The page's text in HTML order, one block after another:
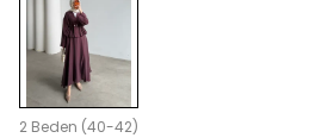
2 Beden (40-42)